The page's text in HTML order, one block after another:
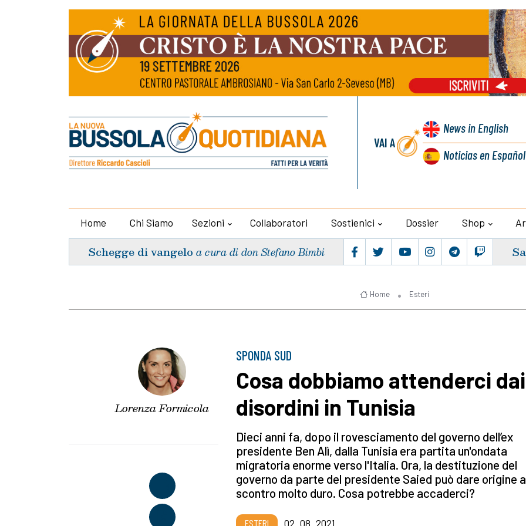
VAI A
Newsin English
Noticiasen Español
Home Chi Siamo Sezioni Collaboratori Sostienici Dossier Shop
Schegge di vangelo a cura di don Stefano Bimbi
Home Esteri
Lorenza Formicola
SPONDA SUD
Cosa dobbiamo attenderci dai
disordini in Tunisia
Dieci anni fa, dopo il rovesciamento del governo dell’ex
presidente Ben Alì, dalla Tunisia era partita un'ondata
migratoria enorme verso l'Italia. Ora, la destituzione del
governo da parte del presidente Saied può dare origine
scontro molto duro. Cosa potrebbe accaderci?
ESTERI 02_08_2021